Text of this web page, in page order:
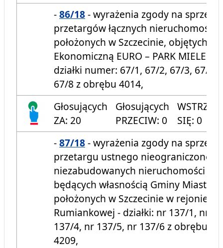
-86/18- wyrażenia zgody na
przetargów łącznych nieruchomości
położonych w Szczecinie, objętych
Ekonomiczną EURO – PARK MIELEC,
działki numer: 67/1, 67/2, 67/3, 67/4,
67/8 z obrębu 4014,
Głosujących
ZA: 20
Głosujących
PRZECIW: 0
SIĘ: 0
-87/18- wyrażenia zgody na
przetargu ustnego nieograniczonego
niezabudowanych nieruchomości
będących własnością Gminy Miasto
położonych w Szczecinie w rejonie
Rumiankowej - działki: nr 137/1, nr
137/4, nr 137/5, nr 137/6 z obrębu
4209,